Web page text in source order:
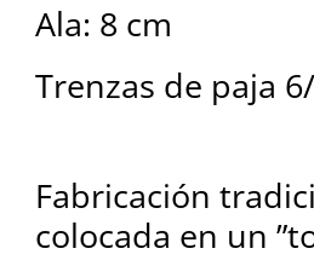
Ala: 8 cm
Trenzas de paja
Fabricación
colocada en un